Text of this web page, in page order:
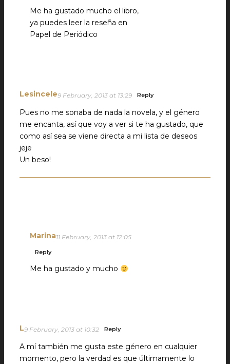
Me ha gustado mucho el libro,
ya puedes leer la reseña en
Papel de Periódico
Lesincele9 February, 2013 at 13:29 Reply
Pues no me sonaba de nada la novela, y el género
me encanta, así que voy a ver si te ha gustado, que
como así sea se viene directa a mi lista de deseos
jeje
Un beso!
Marina11 February, 2013 at 12:05
Reply
Me ha gustado y mucho
L9 February, 2013 at 10:32 Reply
A mí también me gusta este género en cualquier
momento, pero la verdad es que últimamente lo